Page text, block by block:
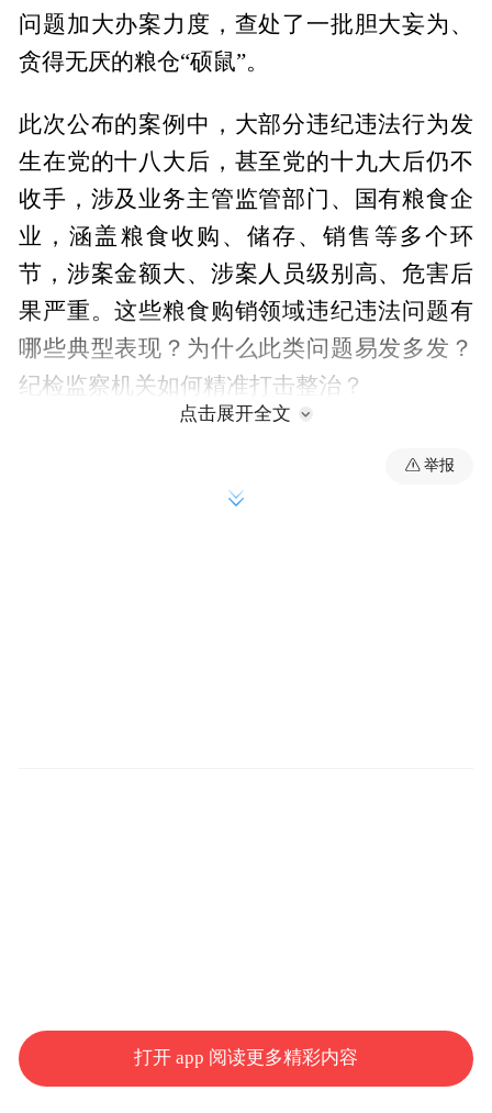
问题加大办案力度，查处了一批胆大妄为、
贪得无厌的粮仓“硕鼠”。
此次公布的案例中，大部分违纪违法行为发
生在党的十八大后，甚至党的十九大后仍不
收手，涉及业务主管监管部门、国有粮食企
业，涵盖粮食收购、储存、销售等多个环
节，涉案金额大、涉案人员级别高、危害后
果严重。这些粮食购销领域违纪违法问题有
哪些典型表现？为什么此类问题易发多发？
纪检监察机关如何精准打击整治？
下都有可能利用手中权力“雁过拔毛”。
一些党员领导干部本应做好国家粮仓的“看门
点击展开全文
举报
打开 app 阅读更多精彩内容